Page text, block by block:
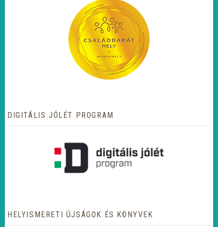
DIGITÁLIS JÓLÉT PROGRAM
HELYISMERETI ÚJSÁGOK ÉS KÖNYVEK